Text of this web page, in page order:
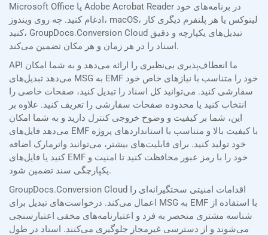
Microsoft Office یا Adobe Acrobat Reader در برنامه‌های خود
ادغام کنید. چه روی ویندوز، macOS، لینوکس یا هر پلتفرم دیگری کار
کنید، GroupDocs.Conversion Cloud تبدیل‌های یکپارچه و دقیق
اسناد را در هر زمان و هر مکان تضمین می‌کند.
API ما انعطاف‌پذیری بی‌نظیری را ارائه می‌دهد و به شما امکان
می‌دهد تبدیل‌های MSG به EMF خود را متناسب با نیازهای خاص خود
سفارشی کنید. می‌توانید کل اسناد را تبدیل کنید، صفحات خاصی را
انتخاب کنید یا محدوده صفحات سفارشی را تعریف کنید. علاوه بر
این، شما بر کیفیت و وضوح خروجی کنترل دارید و به شما امکان
می‌دهد فایل‌های EMF با کیفیت بالا و متناسب با استانداردهای پروژه
خود تولید کنید. برای قابلیت‌های بیشتر، می‌توانید واترمارک اضافه
کنید یا فایل‌های EMF خود را با رمز عبور محافظت کنید تا امنیت و
یکپارچگی سند تضمین شود.
GroupDocs.Conversion Cloud اقدامات امنیتی سختگیرانه‌ای را
اعمال می‌کند. درخواست‌های تبدیل برای MSG به EMF با استفاده از
شناسه مشتری منحصر به فرد و اعتبارنامه‌های مخفی اعتبارسنجی
می‌شوند و از دسترسی غیرمجاز جلوگیری می‌کنند. اسناد در طول